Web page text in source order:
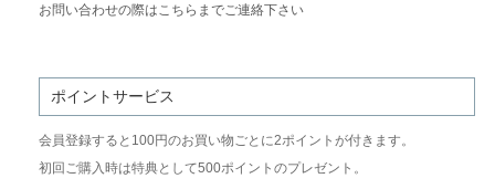
お問い合わせの際はこちらまでご連絡下さい
ポイントサービス
会員登録すると100円のお買い物ごとに2ポイントが付きます。
初回ご購入時は特典として500ポイントのプレゼント。